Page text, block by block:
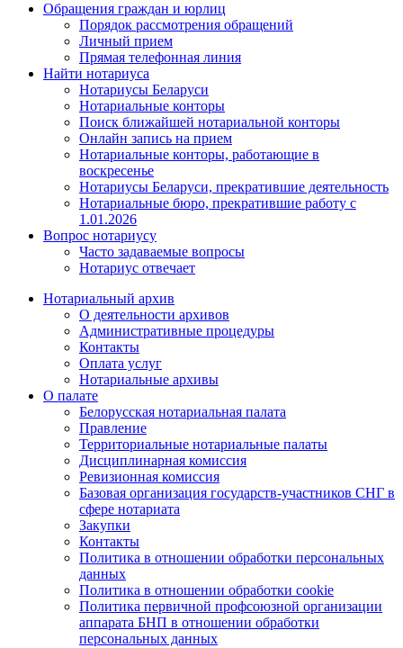
Обращения граждан и юрлиц
Порядок рассмотрения обращений
Личный прием
Прямая телефонная линия
Найти нотариуса
Нотариусы Беларуси
Нотариальные конторы
Поиск ближайшей нотариальной конторы
Онлайн запись на прием
Нотариальные конторы, работающие в
воскресенье
Нотариусы Беларуси, прекратившие деятельность
Нотариальные бюро, прекратившие работу с
1.01.2026
Вопрос нотариусу
Часто задаваемые вопросы
Нотариус отвечает
Нотариальный архив
О деятельности архивов
Административные процедуры
Контакты
Оплата услуг
Нотариальные архивы
О палате
Белорусская нотариальная палата
Правление
Территориальные нотариальные палаты
Дисциплинарная комиссия
Ревизионная комиссия
Базовая организация государств-участников СНГ в
сфере нотариата
Закупки
Контакты
Политика в отношении обработки персональных
данных
Политика в отношении обработки cookie
Политика первичной профсоюзной организации
аппарата БНП в отношении обработки
персональных данных